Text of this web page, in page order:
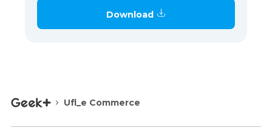
Download
Ufl_e Commerce